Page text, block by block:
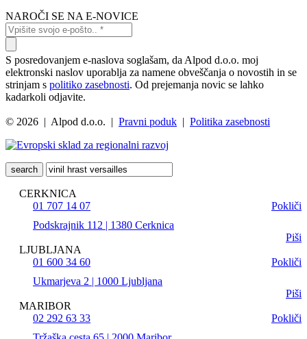
NAROČI SE NA E-NOVICE
S posredovanjem e-naslova soglašam, da Alpod d.o.o. moj
elektronski naslov uporablja za namene obveščanja o novostih in se
strinjam s politiko zasebnosti. Od prejemanja novic se lahko
kadarkoli odjavite.
© 2026 | Alpod d.o.o. | Pravni poduk | Politika zasebnosti
search
CERKNICA
01 707 14 07
Pokliči
Podskrajnik 112 | 1380 Cerknica
Piši
LJUBLJANA
01 600 34 60
Pokliči
Ukmarjeva 2 | 1000 Ljubljana
Piši
MARIBOR
02 292 63 33
Pokliči